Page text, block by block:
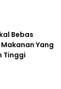
Bebas
Yang
Tinggi